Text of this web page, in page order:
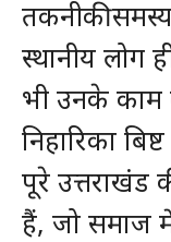
तकनीकी
स्थानीय लोग
भी उनके काम
निहारिका
पूरे उत्तराखंड
हैं, जो समाज